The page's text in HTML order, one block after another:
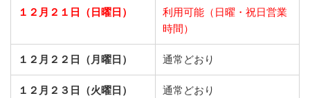
１２月２１日（日曜日）
利用可能（日曜・祝日営業
時間）
１２月２２日（月曜日） 通常どおり
１２月２３日（火曜日） 通常どおり